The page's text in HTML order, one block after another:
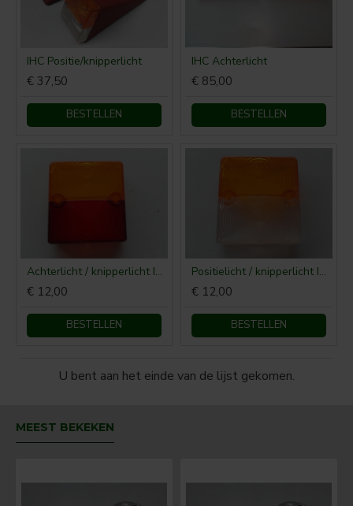
IHC Positie/knipperlicht
€ 37,50
BESTELLEN
IHC Achterlicht
€ 85,00
BESTELLEN
Achterlicht / knipperlicht IHC (Glas)
€ 12,00
BESTELLEN
Positielicht / knipperlicht IHC - Glas
€ 12,00
BESTELLEN
U bent aan het einde van de lijst gekomen.
MEEST BEKEKEN